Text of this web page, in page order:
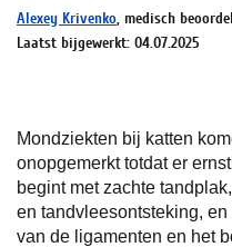
Alexey Krivenko, medisch
Laatst bijgewerkt: 04.07.2025
Mondziekten bij katten
onopgemerkt totdat er
begint met zachte
en tandvleesontsteking,
van de ligamenten en het